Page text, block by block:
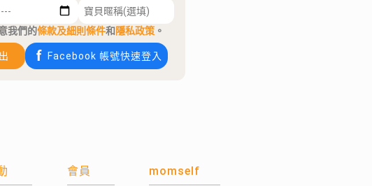
我們的條款及細則條件和隱私政策 。
Facebook 帳號快速登入
會員
momself